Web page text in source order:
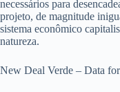
necessários para
projeto, de magnitude
sistema econômico
natureza.
New Deal Verde – Data